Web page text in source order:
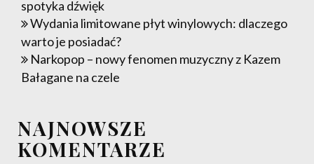
spotyka dźwięk
Wydania limitowane płyt winylowych: dlaczego
warto je posiadać?
Narkopop – nowy fenomen muzyczny z Kazem
Bałagane na czele
NAJNOWSZE
KOMENTARZE